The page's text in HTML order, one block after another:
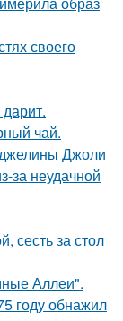
своего
чай.
Джоли
за неудачной
сесть за стол
Аллеи".
году обнажил